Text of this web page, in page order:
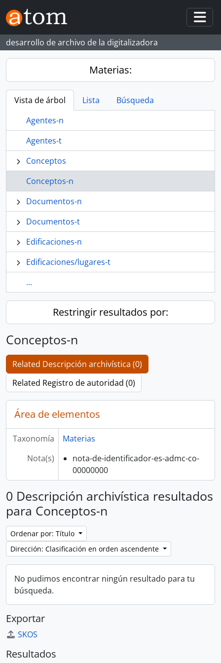
Skip to main content
desarrollo de archivo de la digitalizadora
Materias:
Vista de árbol Lista
Búsqueda
Agentes-n
Agentes-t
Conceptos
Conceptos-n
Documentos-n
Documentos-t
Edificaciones-n
Edificaciones/lugares-t
...
Restringir resultados por:
Conceptos-n
Related Descripción archivística (0)
Related Registro de autoridad (0)
Área de elementos
Taxonomía
Materias
Nota(s)
nota-de-identificador-es-admc-co-
00000000
0 Descripción archivística resultados
para Conceptos-n
Ordenar por: Título
Dirección: Clasificación en orden ascendente
No pudimos encontrar ningún resultado para tu
búsqueda.
Exportar
SKOS
Resultados